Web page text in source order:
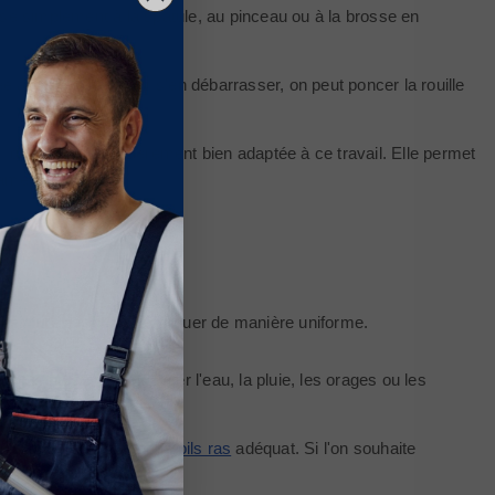
simplement à la spatule, au pinceau ou à la brosse en
au préalable. Pour s'en débarrasser, on peut poncer la rouille
qui reste particulièrement bien adaptée à ce travail. Elle permet
avant de l'appliquer de manière uniforme.
impérativement éviter l'eau, la pluie, les orages ou les
équipé d'unmanchon poils ras adéquat. Si l'on souhaite